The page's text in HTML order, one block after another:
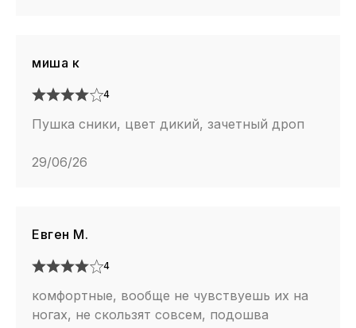
миша к
4
Пушка сники, цвет дикий, зачетный дроп
29/06/26
Евген М.
4
комфортные, вообще не чувствуешь их на
ногах, не скользят совсем, подошва